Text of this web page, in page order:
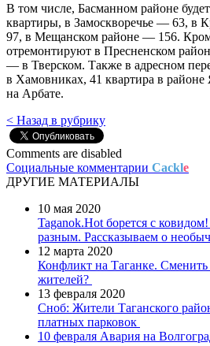
В том числе, Басманном районе
квартиры, в Замоскворечье — 63, в
97, в Мещанском районе — 156.
отремонтируют в Пресненском
— в Тверском. Также в адресном
в Хамовниках, 41 квартира в
на Арбате.
< Назад в рубрику
Comments are disabled
Социальные комментарии Cackle
ДРУГИЕ МАТЕРИАЛЫ
10 мая 2020
Taganok.Hot борется с ковидом!
разным. Рассказываем о
12 марта 2020
Конфликт на Таганке. Сменить
жителей?
13 февраля 2020
Сноб: Жители Таганского
платных парковок
10 февраля Авария на